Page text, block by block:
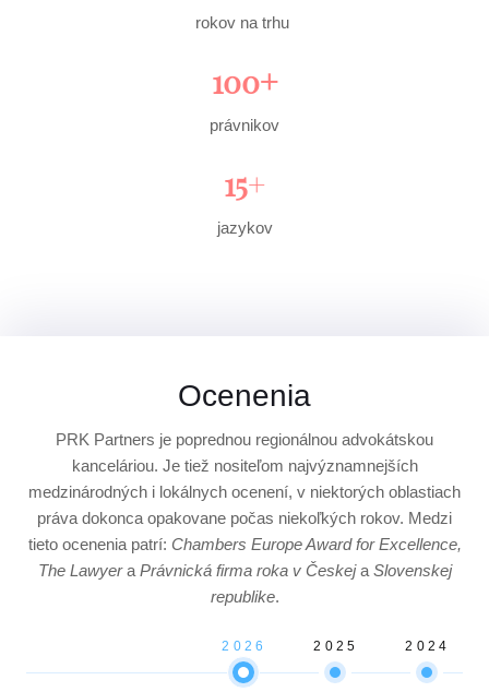
rokov na trhu
100+
právnikov
15+
jazykov
Ocenenia
PRK Partners je poprednou regionálnou advokátskou
kanceláriou. Je tiež nositeľom najvýznamnejších
medzinárodných i lokálnych ocenení, v niektorých oblastiach
práva dokonca opakovane počas niekoľkých rokov. Medzi
tieto ocenenia patrí: Chambers Europe Award for Excellence,
The Lawyera Právnická firma roka v Českeja Slovenskej
republike.
2026 2025 2024